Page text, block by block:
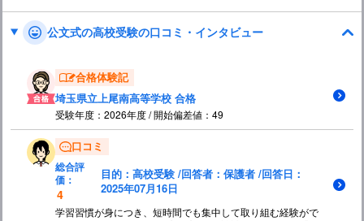
公文式の高校受験の口コミ・インタビュー
合格体験記
埼玉県立上尾南高等学校 合格
受験年度：2026年度 / 開始偏差値：49
口コミ
総合評
価：
4
目的：高校受験 /回答者：保護者 /回答日：
2025年07月16日
学習習慣が身につき、短時間でも集中して取り組む経験がで